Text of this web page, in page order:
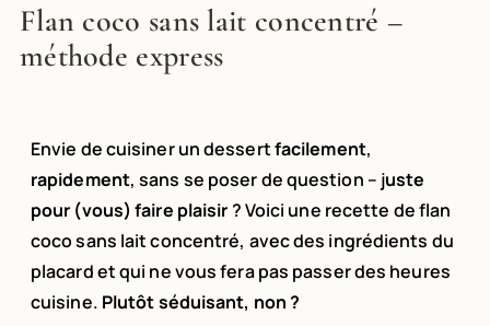
Flan coco sans lait concentré –
méthode express
Envie de cuisiner un dessertfacilement,
rapidement, sans se poser de question – juste
pour (vous) faire plaisir ? Voici une recette de flan
coco sans lait concentré, avec des ingrédients du
placard et qui ne vous fera pas passer des heures
cuisine. Plutôt séduisant, non ?